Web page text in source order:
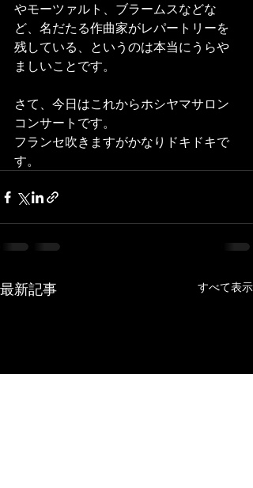
やモーツァルト、ブラームスなどな
ど、名だたる作曲家がレパートリーを
残している、というのは本当にうらや
ましいことです。
さて、今日はこれからホシヤマサロン
コンサートです。
フランセ吹きますがかなりドキドキで
す。
最新記事 すべて表示